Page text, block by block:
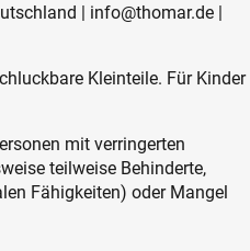
| info@thomar.de |
Kleinteile. Für Kinder
mit verringerten
teilweise Behinderte,
Fähigkeiten) oder Mangel